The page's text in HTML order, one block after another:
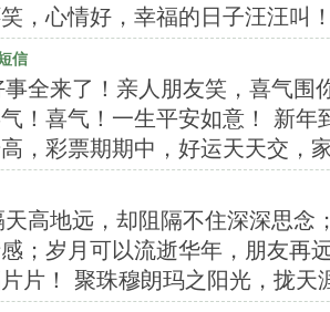
，心情好，幸福的日子汪汪叫
信
全来了！亲人朋友笑，喜气围
！喜气！一生平安如意！ 新年
，彩票期期中，好运天天交，
高地远，却阻隔不住深深思念
；岁月可以流逝华年，朋友再
片！ 聚珠穆朗玛之阳光，拢天